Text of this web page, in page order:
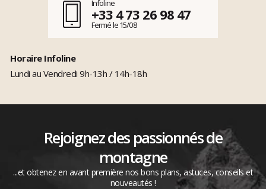
Infoline
+33 4 73 26 98 47
Fermé le 15/08
Horaire Infoline
Lundi au Vendredi 9h-13h / 14h-18h
Rejoignez des passionnés de
montagne
...et obtenez en avant première nos bons plans, astuces, conseils et
nouveautés !